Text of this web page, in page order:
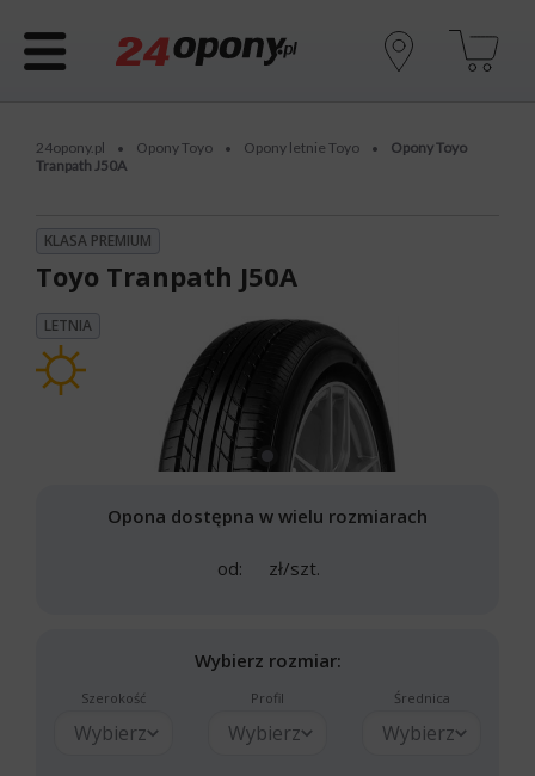
24opony.pl • Opony Toyo • Opony letnie Toyo •
Opony Toyo
Tranpath J50A
KLASA PREMIUM
Toyo Tranpath J50A
LETNIA
Opona dostępna w wielu rozmiarach
od: zł/szt.
Wybierz rozmiar:
Szerokość
Wybierz
Profil
Wybierz
Średnica
Wybierz